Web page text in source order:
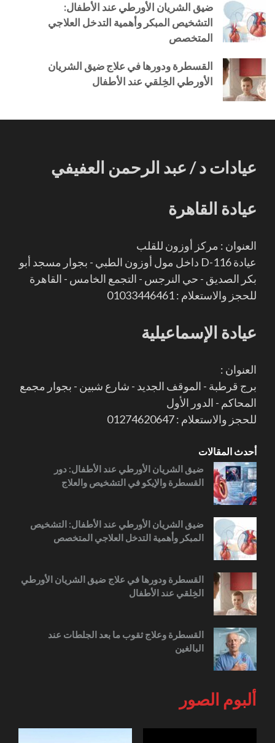
ضيق الشريان الأورطي عند الأطفال:
التشخيص المبكر وأهمية التدخل العلاجي
المتخصص
القسطرة ودورها في علاج ضيق الشريان
الأورطي الخِلقي عند الأطفال
عيادات د / عبد الرحمن العفيفي
عيادة القاهرة
العنوان : مركز أوزون للقلب
عيادة D-116 داخل مول أوزون الطبي - بجوار مسجد أبو
بكر الصديق - حي النرجس - التجمع الخامس - القاهرة
للحجز والاستعلام : 01033446461
عيادة الإسماعيلية
العنوان :
برج قرطبة - الموقف الجديد - شارع شبين - بجوار مجمع
المحاكم - الدور الأول
للحجز والاستعلام : 01274620647
أحدث المقالات
ضيق الشريان الأورطي عند الأطفال: دور
القسطرة والإيكو في التشخيص والعلاج
ضيق الشريان الأورطي عند الأطفال: التشخيص
المبكر وأهمية التدخل العلاجي المتخصص
القسطرة ودورها في علاج ضيق الشريان الأورطي
الخِلقي عند الأطفال
القسطرة وعلاج ثقوب ما بعد الجلطات عند
البالغين
ألبوم الصور